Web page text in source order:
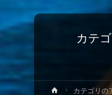
カテ
ホ
カテゴリの